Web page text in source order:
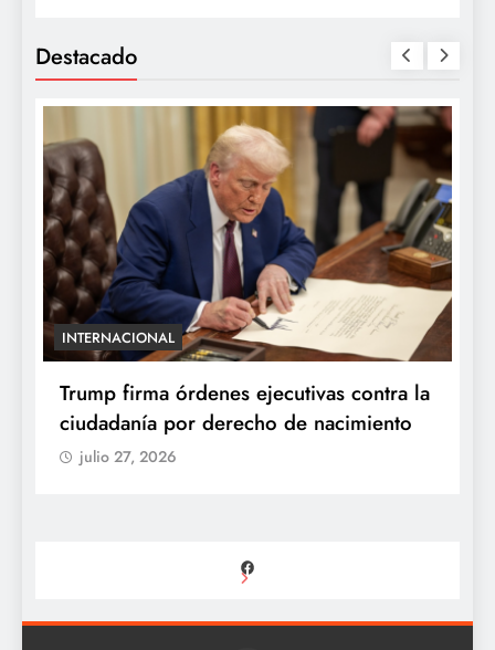
Destacado
INTERNACIONAL
Trump firma órdenes ejecutivas contra la
ciudadanía por derecho de nacimiento
julio 27, 2026